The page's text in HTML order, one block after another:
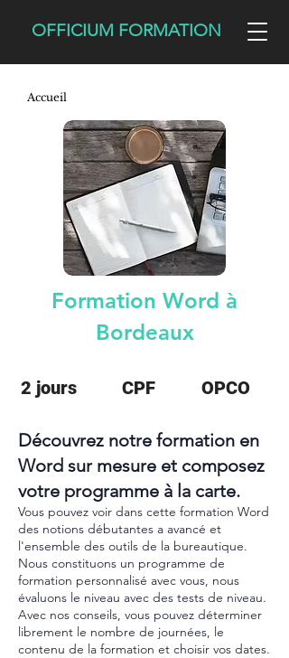
OFFICIUM FORMATION
Accueil
Formation Word à
Bordeaux
2 jours CPF OPCO
Découvrez notre formation en
Word sur mesure et composez
votre programme à la carte.
Vous pouvez voir dans cette formation Word
des notions débutantes a avancé et
l'ensemble des outils de la bureautique.
Nous constituons un programme de
formation personnalisé avec vous, nous
évaluons le niveau avec des tests de niveau.
Avec nos conseils, vous pouvez déterminer
librement le nombre de journées, le
contenu de la formation et choisir vos dates.